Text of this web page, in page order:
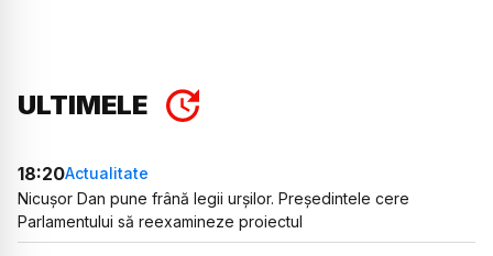
ULTIMELE
18:20Actualitate
Nicușor Dan pune frână legii urșilor. Președintele cere
Parlamentului să reexamineze proiectul